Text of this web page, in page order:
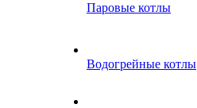
Паровые котлы
Водогрейные котлы